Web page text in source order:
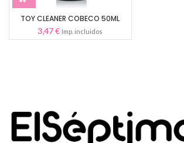
TOY CLEANER COBECO 50ML
3,47€ Imp. incluidos